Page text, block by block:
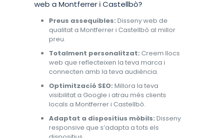
web a Montferrer i Castellbò?
Preus assequibles: Disseny web de
qualitat a Montferrer i Castellbò al millor
preu.
Totalment personalitzat: Creem llocs
web que reflecteixen la teva marca i
connecten amb la teva audiència.
Optimització SEO: Millora la teva
visibilitat a Google i atrau més clients
locals a Montferrer i Castellbò.
Adaptat a dispositius mòbils: Disseny
responsive que s’adapta a tots els